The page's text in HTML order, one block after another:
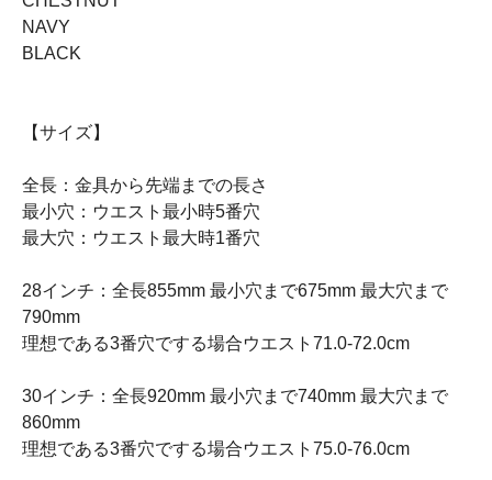
NAVY
BLACK
【サイズ】
全長：金具から先端までの長さ
最小穴：ウエスト最小時5番穴
最大穴：ウエスト最大時1番穴
28インチ：全長855mm 最小穴まで675mm 最大穴まで
790mm
理想である3番穴でする場合ウエスト71.0-72.0cm
30インチ：全長920mm 最小穴まで740mm 最大穴まで
860mm
理想である3番穴でする場合ウエスト75.0-76.0cm